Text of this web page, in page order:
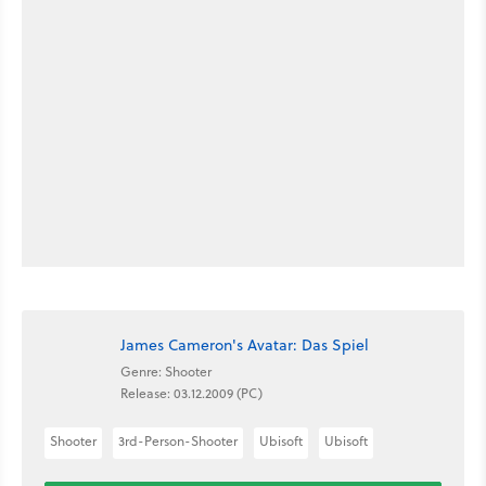
James Cameron's Avatar: Das Spiel
Genre: Shooter
Release: 03.12.2009 (PC)
Shooter 3rd-Person-Shooter Ubisoft Ubisoft